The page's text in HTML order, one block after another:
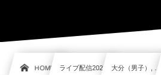
HOME ライブ配信2021 大分（男子）, …